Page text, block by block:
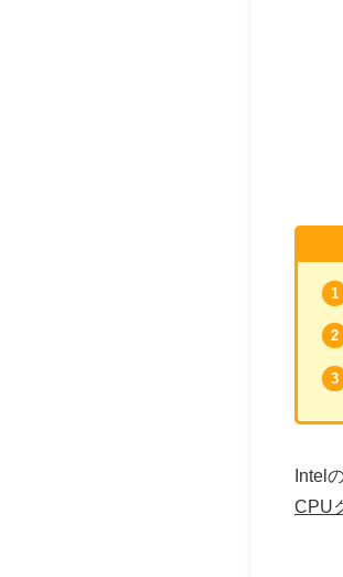
Intel
CPU